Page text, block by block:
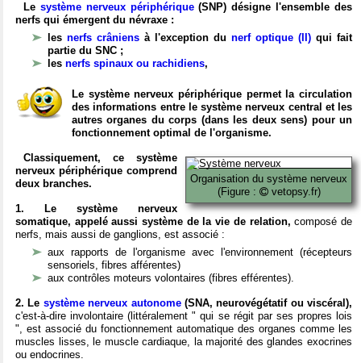
Le système nerveux périphérique(SNP) désigne l'ensemble des
nerfs qui émergent du névraxe :
les nerfs crâniens à l'exception du nerf optique (II) qui fait
partie du SNC ;
les nerfs spinaux ou rachidiens,
Le système nerveux périphérique permet la circulation
des informations entre le système nerveux central et les
autres organes du corps (dans les deux sens) pour un
fonctionnement optimal de l'organisme.
Organisation du système nerveux
(Figure :
vetopsy.fr)
Classiquement, ce système
nerveux périphérique comprend
deux branches.
1. Le système nerveux
somatique, appelé aussi système de la vie de relation, composé de
nerfs, mais aussi de ganglions, est associé :
aux rapports de l'organisme avec l'environnement (récepteurs
sensoriels, fibres afférentes)
aux contrôles moteurs volontaires (fibres efférentes).
2. Le système nerveux autonome(SNA, neurovégétatif ou viscéral),
c'est-à-dire involontaire (littéralement " qui se régit par ses propres lois
", est associé du fonctionnement automatique des organes comme les
muscles lisses, le muscle cardiaque, la majorité des glandes exocrines
ou endocrines.